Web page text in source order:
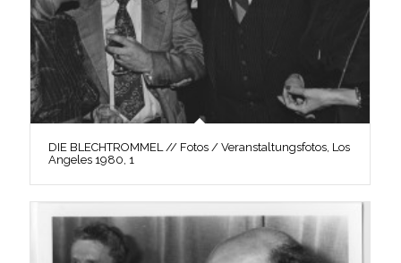
DIE BLECHTROMMEL // Fotos / Veranstaltungsfotos, Los
Angeles 1980, 1